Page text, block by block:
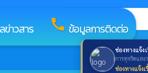
ช่องทางแจ้ง
การทุจริตแล
ช่องทางแจ้ง
ข่าวสาร call ข้อมูลการติดต่อ